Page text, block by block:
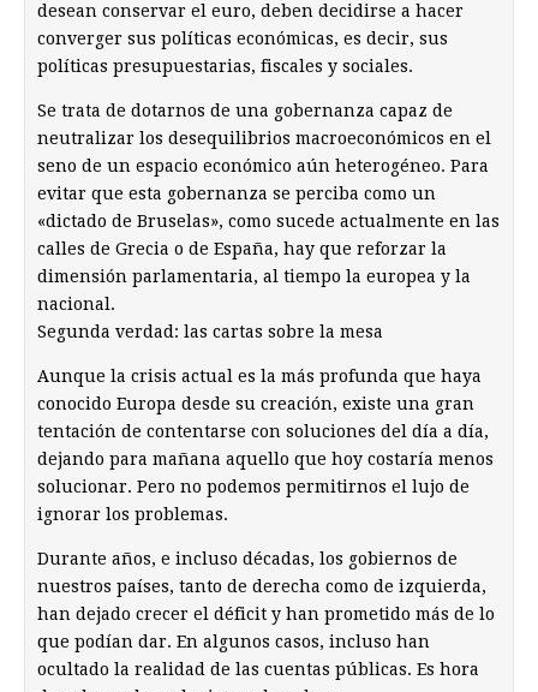
desean conservar el euro, deben decidirse a hacer
converger sus políticas económicas, es decir, sus
políticas presupuestarias, fiscales y sociales.
Se trata de dotarnos de una gobernanza capaz de
neutralizar los desequilibrios macroeconómicos en el
seno de un espacio económico aún heterogéneo. Para
evitar que esta gobernanza se perciba como un
«dictado de Bruselas», como sucede actualmente en las
calles de Grecia o de España, hay que reforzar la
dimensión parlamentaria, al tiempo la europea y la
nacional.
Segunda verdad: las cartas sobre la mesa
Aunque la crisis actual es la más profunda que haya
conocido Europa desde su creación, existe una gran
tentación de contentarse con soluciones del día a día,
dejando para mañana aquello que hoy costaría menos
solucionar. Pero no podemos permitirnos el lujo de
ignorar los problemas.
Durante años, e incluso décadas, los gobiernos de
nuestros países, tanto de derecha como de izquierda,
han dejado crecer el déficit y han prometido más de lo
que podían dar. En algunos casos, incluso han
ocultado la realidad de las cuentas públicas. Es hora